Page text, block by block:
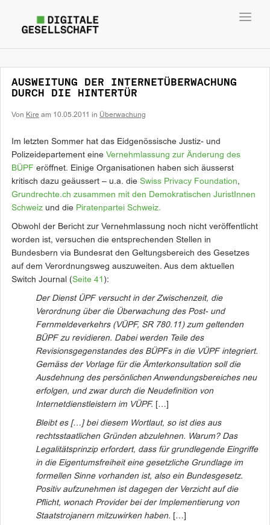
AUSWEITUNG DER INTERNETÜBERWACHUNG
DURCH DIE HINTERTÜR
Von Kire am 10.05.2011 in Überwachung
Im letzten Sommer hat das Eidgenössische Justiz- und
Polizeidepartement eine Vernehmlassung zur Änderung des
BÜPF eröffnet. Einige Organisationen haben sich äusserst
kritisch dazu geäussert – u.a. die Swiss Privacy Foundation,
Grundrechte.ch zusammen mit den Demokratischen JuristInnen
Schweiz und die Piratenpartei Schweiz.
Obwohl der Bericht zur Vernehmlassung noch nicht veröffentlicht
worden ist, versuchen die entsprechenden Stellen in
Bundesbern via Bundesrat den Geltungsbereich des Gesetzes
auf dem Verordnungsweg auszuweiten. Aus dem aktuellen
Switch Journal (Seite 41 ):
Der Dienst ÜPF versucht in der Zwischenzeit, die
Verordnung über die Überwachung des Post- und
Fernmeldeverkehrs (VÜPF, SR 780.11) zum geltenden
BÜPF zu revidieren. Dabei werden Teile des
Revisionsgegenstandes des BÜPFs in die VÜPF integriert.
Gemäss der Vorlage für die Ämterkonsultation soll die
Ausdehnung des persönlichen Anwendungsbereiches neu
erfolgen, und zwar durch die Neudefinition von
Internetdienstleistern im VÜPF.
[…]
Bleibt es […] bei diesem Wortlaut, so ist dies aus
rechtsstaatlichen Gründen abzulehnen. Warum? Das
Legalitätsprinzip erfordert, dass für grundlegende Eingriffe
in die Eigentumsfreiheit eine gesetzliche Grundlage im
formellen Sinne vorhanden ist, also ein Bundesgesetz.
Positiv aufzunehmen ist dagegen der Verzicht auf die
Pflicht, wonach Provider bei der Implementierung von
Staatstrojanern mitzuwirken haben.
[…]